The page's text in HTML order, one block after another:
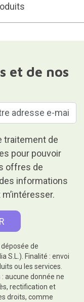
et de nos
traitement de
pour pouvoir
offres de
informations
de
S.L.). Finalité : envoi
ou les services.
aucune donnée ne
rectification et
droits, comme